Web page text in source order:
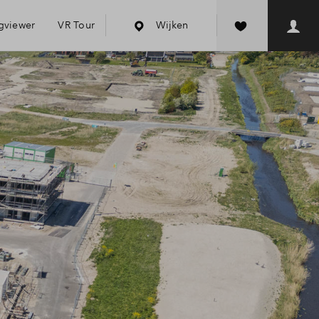
VR Tour Wijken